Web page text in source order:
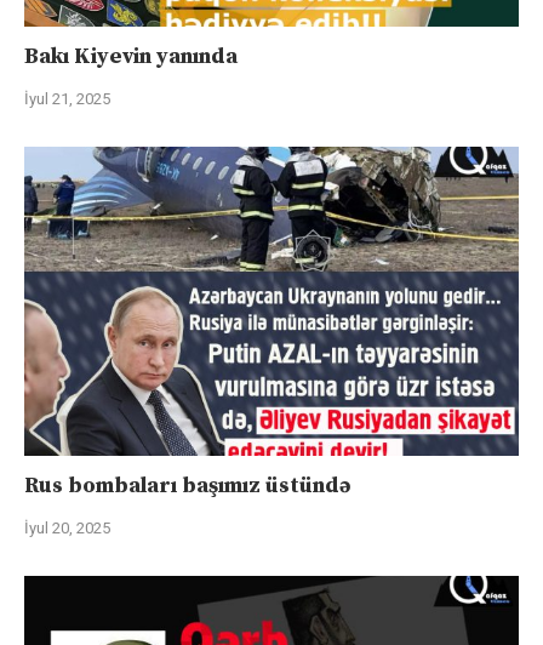
Bakı Kiyevin yanında
İyul 21, 2025
Rus bombaları başımız üstündə
İyul 20, 2025